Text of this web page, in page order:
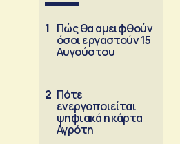
1 Πώς θα αμειφθούν
όσοι εργαστούν 15
Αυγούστου
2 Πότε
ενεργοποιείται
ψηφιακά η κάρτα
Αγρότη